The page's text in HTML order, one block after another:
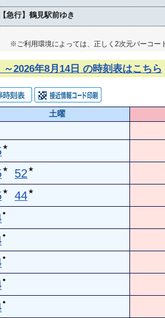
【急行】鶴見駅前ゆき
※ご利用環境によっては、正しく2次元バーコー
～2026年8月14日 の時刻表はこちら
土曜
★
★ 52 ★
★ 44★
●
●
●
●
●